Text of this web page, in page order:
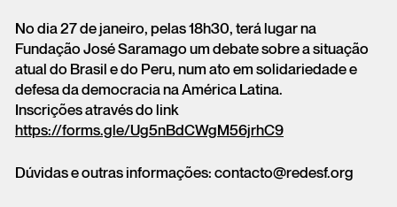
No dia 27 de janeiro, pelas 18h30, terá lugar na
Fundação José Saramago um debate sobre a situação
atual do Brasil e do Peru, num ato em solidariedade e
defesa da democracia na América Latina.
Inscrições através do link
https://forms.gle/Ug5nBdCWgM56jrhC9
Dúvidas e outras informações: contacto@redesf.org